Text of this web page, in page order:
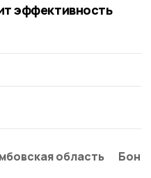
эффективность
область